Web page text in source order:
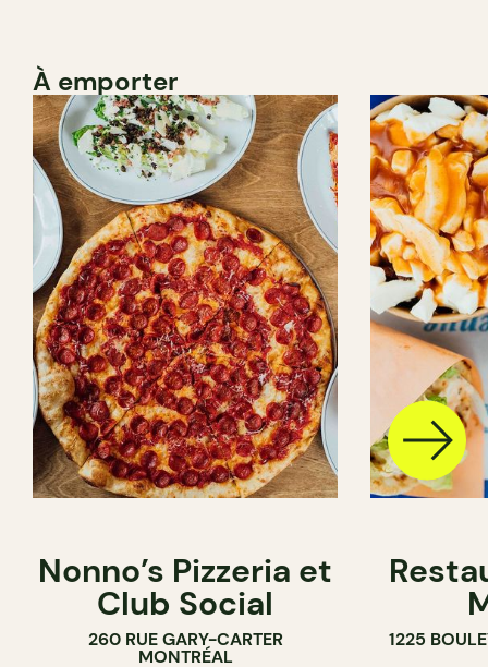
À emporter
Nonno’s Pizzeria et
Club Social
260 RUE GARY-CARTER
MONTRÉAL
1225